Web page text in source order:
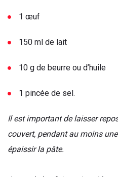
1 œuf
150 ml de lait
10 g de beurre ou d’huile
1 pincée de sel.
Il est important de laisser
couvert, pendant au moins
épaissir la pâte.